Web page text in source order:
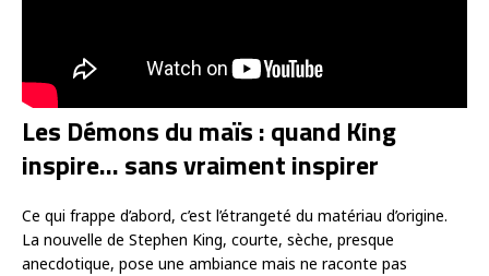
Les Démons du maïs : quand King
inspire… sans vraiment inspirer
Ce qui frappe d’abord, c’est l’étrangeté du matériau d’origine.
La nouvelle de Stephen King, courte, sèche, presque
anecdotique, pose une ambiance mais ne raconte pas